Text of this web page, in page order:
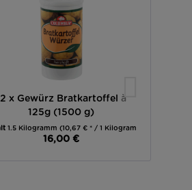
x Gewürz Bratkartoffel à
125g (1500 g)
1.5 Kilogramm (10,67 € * / 1 Kilogramm)
16,00 €